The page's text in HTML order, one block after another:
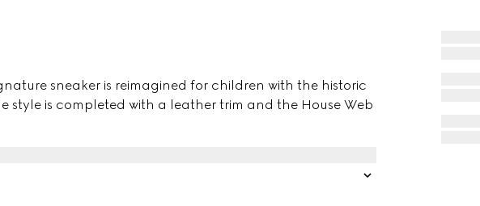
sneaker is reimagined for children with the historic
style is completed with a leather trim and the House Web